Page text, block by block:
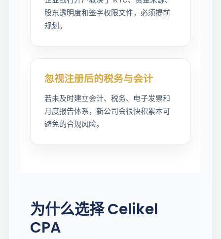
股东透明度和签字权限文件，必须提前
规划。
忽视注册后的税务与会计
若未及时建立会计、税务、电子发票和
月度报告体系，新公司会很快积累本可
避免的合规风险。
为什么选择 Celikel
CPA